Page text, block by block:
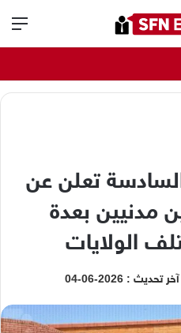
السادسة تعلن عن
بعدة
الولايات
آخر تحديث : 2026-06-04